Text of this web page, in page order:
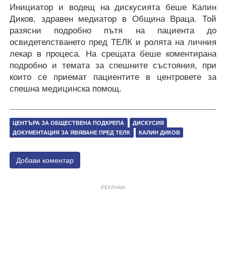
Инициатор и водещ на дискусията беше Калин
Диков, здравен медиатор в Община Враца. Той
разясни подробно пътя на пациента до
освидетелстването пред ТЕЛК и ролята на личния
лекар в процеса. На срещата беше коментирана
подробно и темата за спешните състояния, при
които се приемат пациентите в центровете за
спешна медицинска помощ.
ЦЕНТЪРА ЗА ОБЩЕСТВЕНА ПОДКРЕПА
ДИСКУСИЯ
ДОКУМЕНТАЦИЯ ЗА ЯВЯВАНЕ ПРЕД ТЕЛК
КАЛИН ДИКОВ
Добави коментар
РЕКЛАМА